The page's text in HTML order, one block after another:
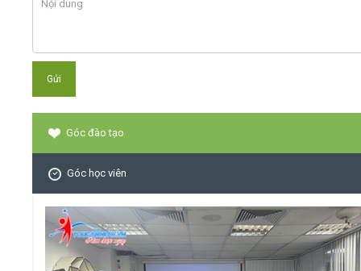
Góc đào tạo
Góc học viên